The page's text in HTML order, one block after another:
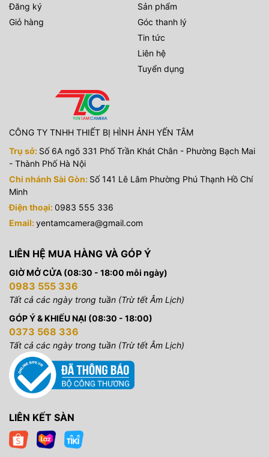
Đăng ký
Giỏ hàng
Sản phẩm
Góc thanh lý
Tin tức
Liên hệ
Tuyển dụng
CÔNG TY TNHH THIẾT BỊ HÌNH ẢNH YẾN TÂM
Trụ sở: Số 6A ngõ 331 Phố Trần Khát Chân - Phường Bạch Mai
- Thành Phố Hà Nội
Chi nhánh Sài Gòn: Số 141 Lê Lâm Phường Phú Thạnh Hồ Chí
Minh
Điện thoại:0983 555 336
Email:yentamcamera@gmail.com
LIÊN HỆ MUA HÀNG VÀ GÓP Ý
GIỜ MỞ CỬA (08:30 - 18:00 mỗi ngày)
0983 555 336
Tất cả các ngày trong tuần (Trừ tết Âm Lịch)
GÓP Ý & KHIẾU NẠI (08:30 - 18:00)
0373 568 336
Tất cả các ngày trong tuần (Trừ tết Âm Lịch)
LIÊN KẾT SÀN